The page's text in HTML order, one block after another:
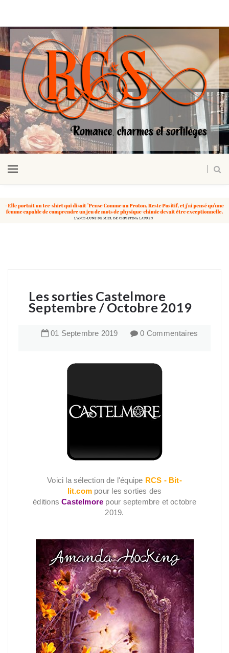
Les sorties Castelmore
Septembre / Octobre 2019
01 Septembre 2019 0 Commentaires
Voici la sélection de l'équipe RCS - Bit-
lit.com pour les sorties des
éditionsCastelmore pour septembre et octobre
2019.